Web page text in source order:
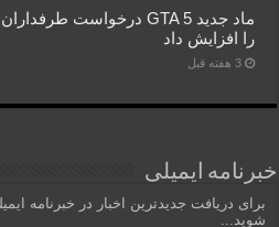
را افزایش داد
3 هفته قبل
خبرنامه ایمیلی
برای دریافت جدیدترین اخبار در خبرنامه
شوید...